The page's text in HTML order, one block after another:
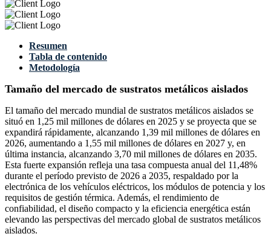
Resumen
Tabla de contenido
Metodología
Tamaño del mercado de sustratos metálicos aislados
El tamaño del mercado mundial de sustratos metálicos aislados se
situó en 1,25 mil millones de dólares en 2025 y se proyecta que se
expandirá rápidamente, alcanzando 1,39 mil millones de dólares en
2026, aumentando a 1,55 mil millones de dólares en 2027 y, en
última instancia, alcanzando 3,70 mil millones de dólares en 2035.
Esta fuerte expansión refleja una tasa compuesta anual del 11,48%
durante el período previsto de 2026 a 2035, respaldado por la
electrónica de los vehículos eléctricos, los módulos de potencia y los
requisitos de gestión térmica. Además, el rendimiento de
confiabilidad, el diseño compacto y la eficiencia energética están
elevando las perspectivas del mercado global de sustratos metálicos
aislados.